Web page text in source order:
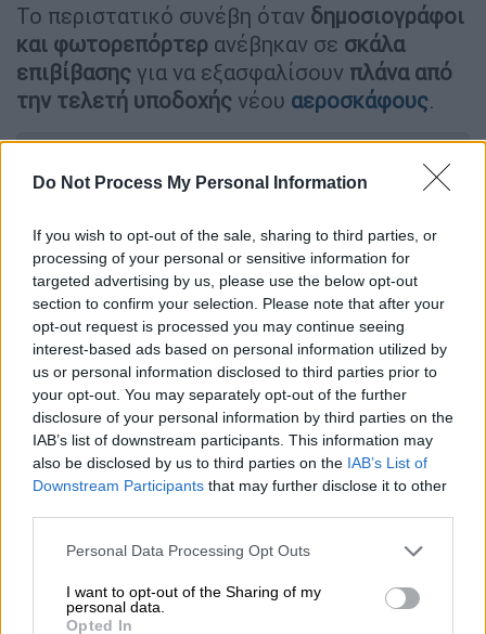
Do Not Process My Personal Information
If you wish to opt-out of the sale, sharing to third parties, or
processing of your personal or sensitive information for
targeted advertising by us, please use the below opt-out
section to confirm your selection. Please note that after your
opt-out request is processed you may continue seeing
interest-based ads based on personal information utilized by
us or personal information disclosed to third parties prior to
your opt-out. You may separately opt-out of the further
disclosure of your personal information by third parties on the
IAB’s list of downstream participants. This information may
also be disclosed by us to third parties on the IAB’s List of
Downstream Participants that may further disclose it to other
Please note that this website/app uses one or more Google
not limited to your visit or usage behaviour. You may click to
grant or deny consent to Google and its third-party tags to
Personal Data Processing Opt Outs
I want to opt-out of the Sharing of my
personal data.
Opted In
Το περιστατικό συνέβη όταν δημοσιογράφοι
και φωτορεπόρτερ ανέβηκαν σε σκάλα
επιβίβασης για να εξασφαλίσουν πλάνα από
την τελετή υποδοχής νέου αεροσκάφους.
Πάτρα: Άνδρας έπεσε θύμα άγριου
ξυλοδαρμού γιατί αρνήθηκε να δώσει
20 ευρώ στον γείτονά του
Ελλάδα|23.04.2026 20:26
Τραγωδία στην Πάτρα: Πέθανε
βρέφος 14 ημερών στη ΜΕΘ Νεογνών
- Διατάχθηκε νεκροψία
Βίντεο ντοκουμέντο από τη στιγμή
της κατάρρευσης της σκάλας